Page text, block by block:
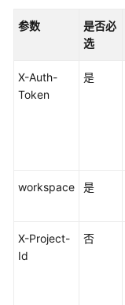
践
参
考
必
API
参数
是否必
选
X-Auth-
Token
是
workspace 是
X-Project-
Id
否